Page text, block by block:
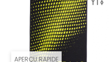
APERÇU RAPIDE